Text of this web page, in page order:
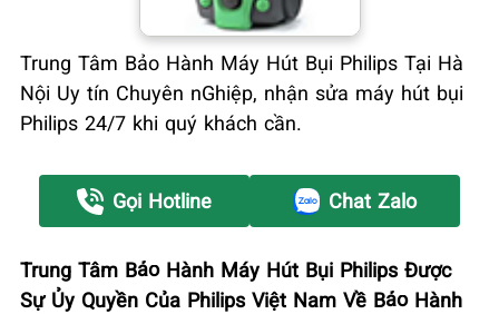
Trung Tâm Bảo Hành Máy Hút Bụi Philips Tại Hà
Nội Uy tín Chuyên nGhiệp, nhận sửa máy hút bụi
Philips 24/7 khi quý khách cần.
Gọi Hotline Chat Zalo
Trung Tâm Bảo Hành Máy Hút Bụi Philips Được
Sự Ủy Quyền Của Philips Việt Nam Về Bảo Hành